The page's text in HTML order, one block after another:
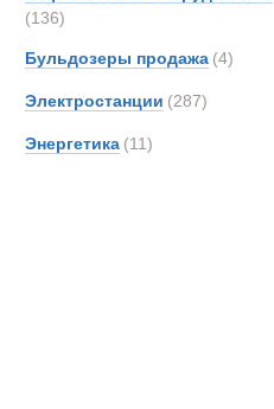
(136)
Бульдозеры продажа (4)
Электростанции (287)
Энергетика (11)